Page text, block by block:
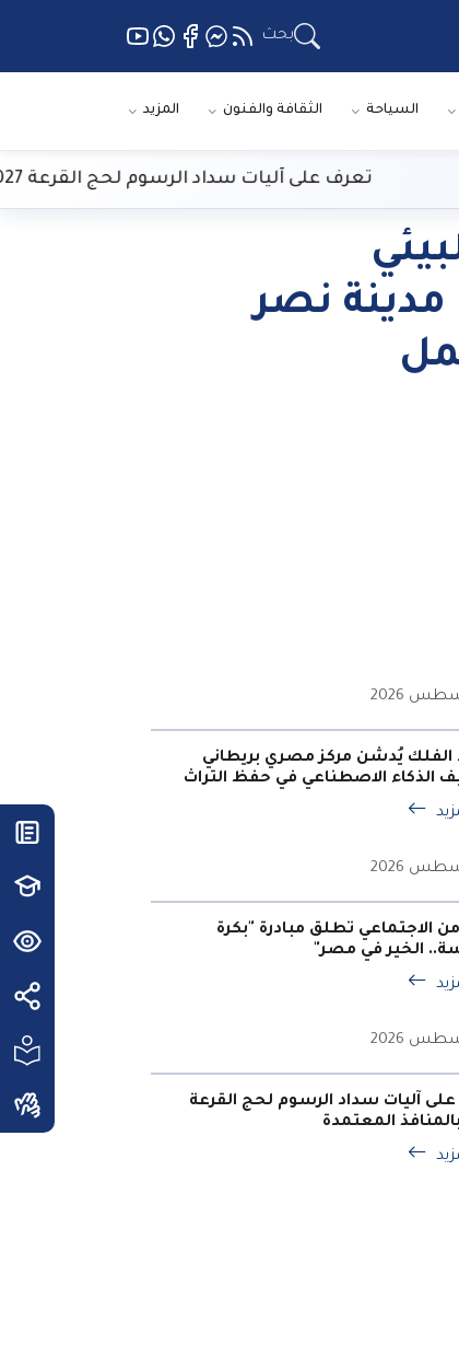
بحث
السياحة الثقافة والفنون المزيد
تعرف على آليات سداد الرسوم لحج القرعة 2027 بالمنافذ المعتمدة
نصر
يُدشن مركز مصري بريطاني
الذكاء الاصطناعي في حفظ التراث
الاجتماعي تطلق مبادرة "بكرة
الخير في مصر"
آليات سداد الرسوم لحج القرعة